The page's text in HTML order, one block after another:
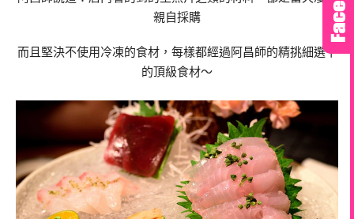
親自採購
而且堅決不使用冷凍的食材，每樣都經過阿昌師的精挑細選下
的頂級食材～